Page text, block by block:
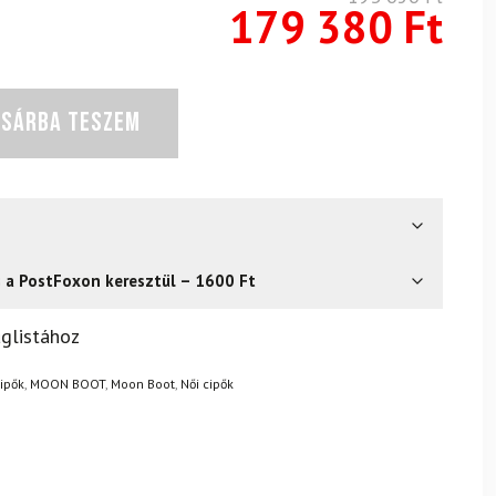
179 380 Ft
TESZEM
a PostFoxon keresztül – 1600 Ft
gond – a terméket egyszerűen visszaküldheti 14
, MOON BOOT, Moon Boot, Női cipők